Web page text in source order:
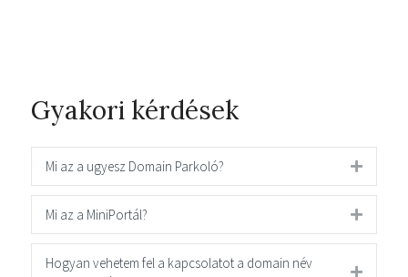
Gyakori kérdések
Mi az a ugyesz Domain Parkoló?
Mi az a MiniPortál?
Hogyan vehetem fel a kapcsolatot a domain név